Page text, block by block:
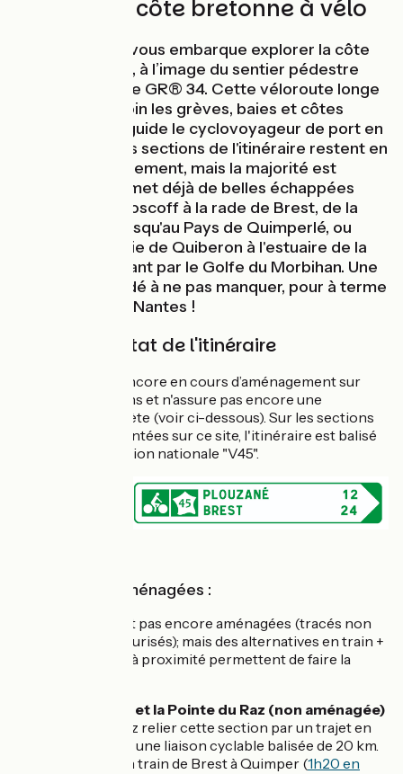
Au fil de la côte bretonne à vélo
« La Littorale », vous embarque explorer la côte
bretonne à vélo, à l’image du sentier pédestre
des douaniers, le GR® 34. Cette véloroute longe
de près ou de loin les grèves, baies et côtes
déchiquetées, guide le cyclovoyageur de port en
plage. Certaines sections de l'itinéraire restent en
cours d'aménagement, mais la majorité est
finalisée et permet déjà de belles échappées
cyclables : de Roscoff à la rade de Brest, de la
Pointe du Raz jusqu'au Pays de Quimperlé, ou
encore de la Baie de Quiberon à l'estuaire de la
Vilaine, en passant par le Golfe du Morbihan. Une
bouffée d’air iodé à ne pas manquer, pour à terme
relier Roscoff à Nantes !
Balisage et état de l'itinéraire
La Littorale, est encore en cours d’aménagement sur
certaines tronçons et n'assure pas encore une
continuité complète (voir ci-dessous). Sur les sections
ouvertes et présentées sur ce site, l'itinéraire est balisé
sous la numérotation nationale "V45".
Sections non aménagées :
2 sections ne sont pas encore aménagées (tracés non
balisés et non sécurisés); mais des alternatives en train +
vélo via des gares à proximité permettent de faire la
Entre Brest et la Pointe du Raz (non aménagée)
vous pouvez relier cette section par un trajet en
train puis via une liaison cyclable balisée de 20 km.
Liaison train de Brest à Quimper (1h20 en